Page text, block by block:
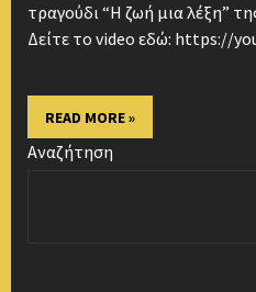
τραγούδι “Η ζωή μια λέξη”
Δείτε το video εδώ: https://
READ MORE »
Αναζήτηση